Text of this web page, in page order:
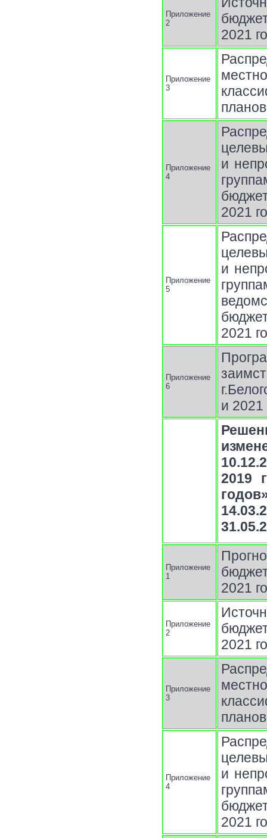
Приложение
2
2021
Приложение
3
Приложение
4
и
2021
Приложение
5
и
2021
Приложение
6
и 2021
2019
Приложение
1
2021
Приложение
2
2021
Приложение
3
Приложение
4
и
2021